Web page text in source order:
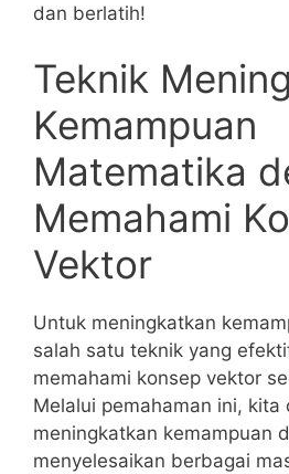
dan berlatih!
Teknik
Kemampuan
Matematika
Memahami
Vektor
Untuk meningkatkan
salah ⁤satu teknik ‍yang
memahami konsep vektor
Melalui pemahaman ini, kita
meningkatkan kemampuan‌
menyelesaikan berbagai